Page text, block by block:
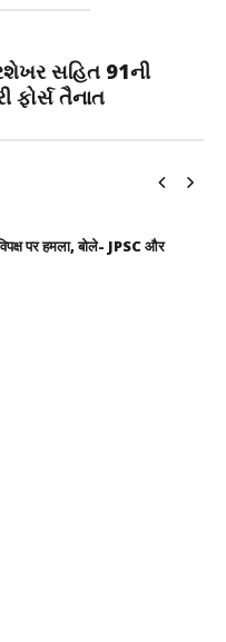
સહિત 91ની
ફોર્સ તૈનાત
पर हमला, बोले- JPSC और